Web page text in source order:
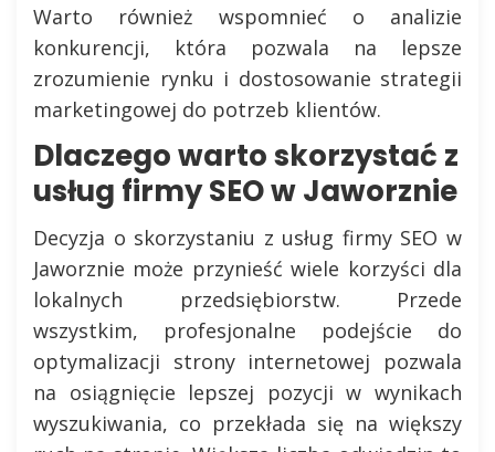
Warto również wspomnieć o analizie
konkurencji, która pozwala na lepsze
zrozumienie rynku i dostosowanie strategii
marketingowej do potrzeb klientów.
Dlaczego warto skorzystać z
usług firmy SEO w Jaworznie
Decyzja o skorzystaniu z usług firmy SEO w
Jaworznie może przynieść wiele korzyści dla
lokalnych przedsiębiorstw. Przede
wszystkim, profesjonalne podejście do
optymalizacji strony internetowej pozwala
na osiągnięcie lepszej pozycji w wynikach
wyszukiwania, co przekłada się na większy